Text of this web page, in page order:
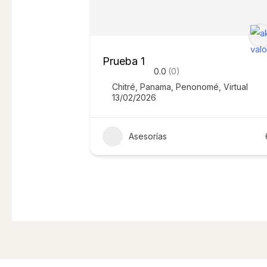
Prueba 1
0.0 (0)
Chitré Panama Penonomé Virtual
13/02/2026
Asesorías